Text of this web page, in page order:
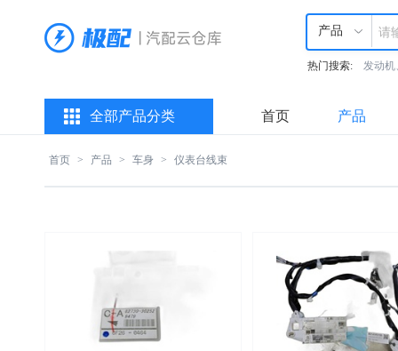
产品
热门搜索: 发动机
全部产品分类 首页 产品
首页 > 产品 > 车身 > 仪表台线束